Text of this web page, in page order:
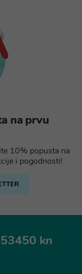
na prvu
10% popusta na
i pogodnosti!
kn